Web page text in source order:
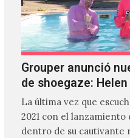
Grouper anunció
de shoegaze: Helen
La última vez que
2021 con el lanzamiento
dentro de su cautivante